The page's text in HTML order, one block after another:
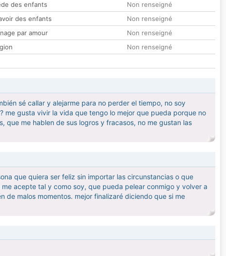
des enfants
Non renseigné
des enfants
Non renseigné
par amour
Non renseigné
Non renseigné
sé callar y alejarme para no perder el tiempo, no soy
me gusta vivir la vida que tengo lo mejor que pueda porque no
que me hablen de sus logros y fracasos, no me gustan las
que quiera ser feliz sin importar las circunstancias o que
acepte tal y como soy, que pueda pelear conmigo y volver a
de malos momentos. mejor finalizaré diciendo que si me